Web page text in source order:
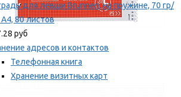
для левши Brunnen, на пружине, 70 гр/
80 листов
руб
адресов и контактов
Телефонная книга
Хранение визитных карт